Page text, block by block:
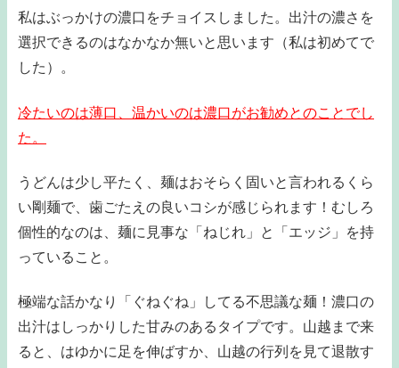
私はぶっかけの濃口をチョイスしました。出汁の濃さを
選択できるのはなかなか無いと思います（私は初めてで
した）。
冷たいのは薄口、温かいのは濃口がお勧めとのことでし
た。
うどんは少し平たく、麺はおそらく固いと言われるくら
い剛麺で、歯ごたえの良いコシが感じられます！むしろ
個性的なのは、麺に見事な「ねじれ」と「エッジ」を持
っていること。
極端な話かなり「ぐねぐね」してる不思議な麺！濃口の
出汁はしっかりした甘みのあるタイプです。山越まで来
ると、はゆかに足を伸ばすか、山越の行列を見て退散す